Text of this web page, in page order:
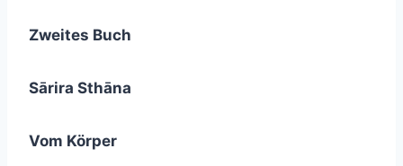
Zweites Buch
Sārira Sthāna
Vom Körper